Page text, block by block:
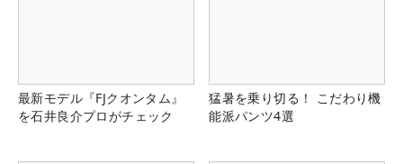
最新モデル『FJクオンタム』
を石井良介プロがチェック
猛暑を乗り切る！ こだわり機
能派パンツ4選